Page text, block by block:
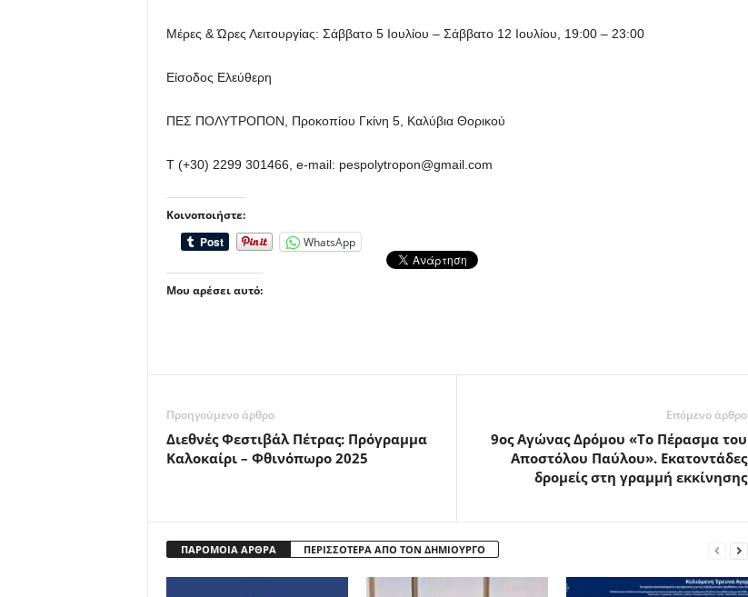
Μέρες & Ώρες Λειτουργίας: Σάββατο 5 Ιουλίου – Σάββατο 12 Ιουλίου, 19:00 – 23:00
Είσοδος Ελεύθερη
ΠΕΣ ΠΟΛΥΤΡΟΠΟΝ, Προκοπίου Γκίνη 5, Καλύβια Θορικού
Τ (+30) 2299 301466, e-mail: pespolytropon@gmail.com
Κοινοποιήστε:
WhatsApp
Μου αρέσει αυτό:
Προηγούμενο άρθρο
Διεθνές Φεστιβάλ Πέτρας: Πρόγραμμα
Καλοκαίρι – Φθινόπωρο 2025
Επόμενο άρθρο
9ος Αγώνας Δρόμου «Το Πέρασμα του
Αποστόλου Παύλου». Εκατοντάδες
δρομείς στη γραμμή εκκίνησης
ΠΑΡΟΜΟΙΑ ΑΡΘΡΑ ΠΕΡΙΣΣΟΤΕΡΑ ΑΠΟ ΤΟΝ ΔΗΜΙΟΥΡΓΟ